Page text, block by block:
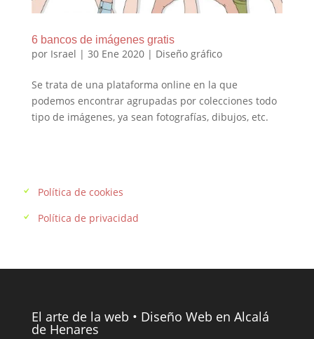
6 bancos de imágenes gratis
por Israel | 30 Ene 2020| Diseño gráfico
Se trata de una plataforma online en la que
podemos encontrar agrupadas por colecciones todo
tipo de imágenes, ya sean fotografías, dibujos, etc.
Política de cookies
Política de privacidad
El arte de la web • Diseño Web en Alcalá
de Henares